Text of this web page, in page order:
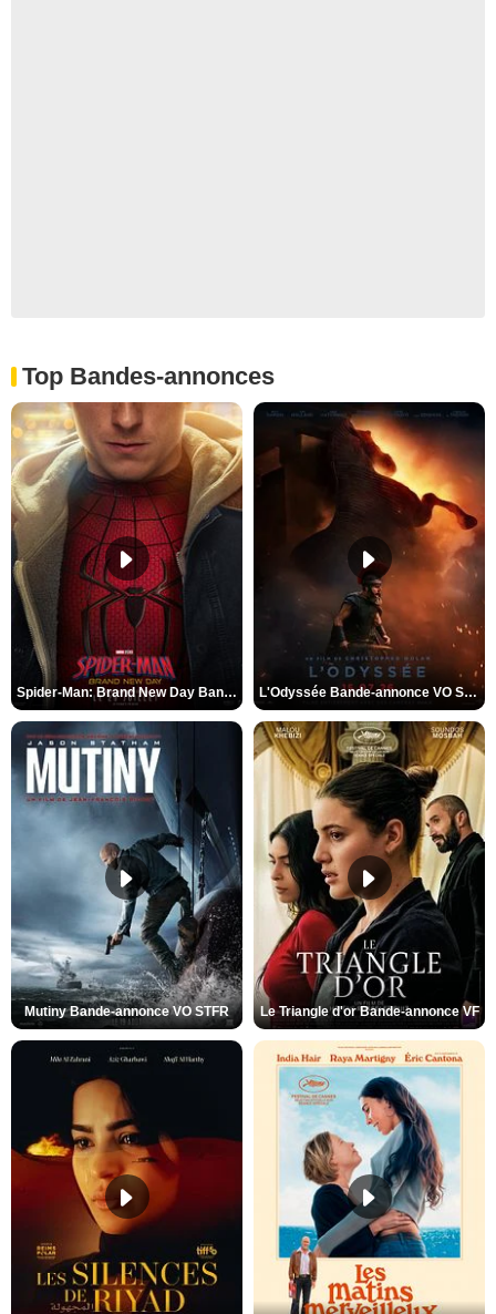
Top Bandes-annonces
Spider-Man: Brand New Day Bande-annonce VO STFR L'Odyssée Bande-annonce VO STFR
Mutiny Bande-annonce VO STFR Le Triangle d'or Bande-annonce VF